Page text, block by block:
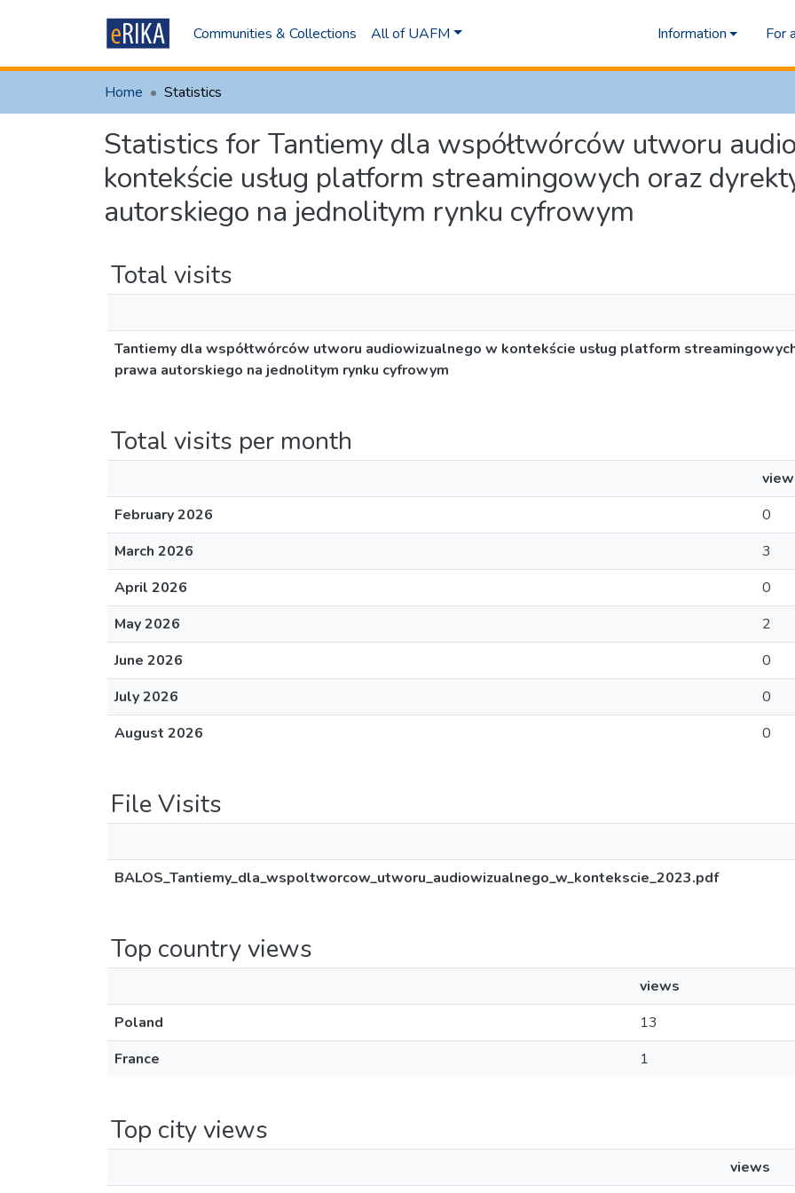
Communities & Collections All of UAFM Information For
Home Statistics
Statistics for Tantiemy dla współtwórców utworu
kontekście usług platform streamingowych oraz
autorskiego na jednolitym rynku cyfrowym
Total visits
Tantiemy dla współtwórców utworu audiowizualnego w kontekście usług platform
prawa autorskiego na jednolitym rynku cyfrowym
Total visits per month
February 2026
0
March 2026
3
April 2026
0
May 2026
2
June 2026
0
July 2026
0
August 2026
0
File Visits
BALOS_Tantiemy_dla_wspoltworcow_utworu_audiowizualnego_w_kontekscie_2023.pdf
Top country views
views
Poland
13
France
1
Top city views
views